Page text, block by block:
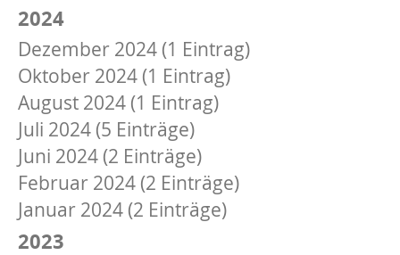
2024
Dezember 2024 (1 Eintrag)
Oktober 2024 (1 Eintrag)
August 2024 (1 Eintrag)
Juli 2024 (5 Einträge)
Juni 2024 (2 Einträge)
Februar 2024 (2 Einträge)
Januar 2024 (2 Einträge)
2023